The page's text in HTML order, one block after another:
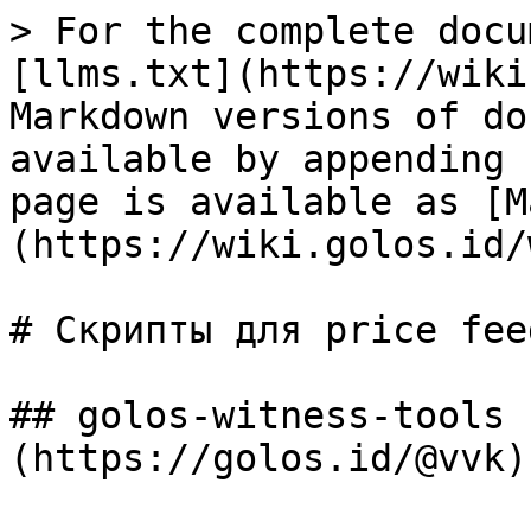
> For the complete
[llms.txt](https://
Markdown versions of
available by
page is available as
(https://wiki.golos.id/
# Скрипты для price
## golos-witness-tools
(https://golos.id/